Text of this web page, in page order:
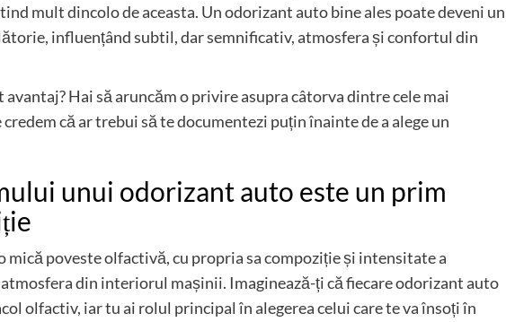
mult dincolo de aceasta. Un odorizant auto bine ales poate deveni un
influențând subtil, dar semnificativ, atmosfera și confortul din
avantaj? Hai să aruncăm o privire asupra câtorva dintre cele mai
că ar trebui să te documentezi puțin înainte de a alege un
unui odorizant auto este un prim
mică poveste olfactivă, cu propria sa compoziție și intensitate a
din interiorul mașinii. Imaginează-ți că fiecare odorizant auto
olfactiv, iar tu ai rolul principal în alegerea celui care te va însoți în